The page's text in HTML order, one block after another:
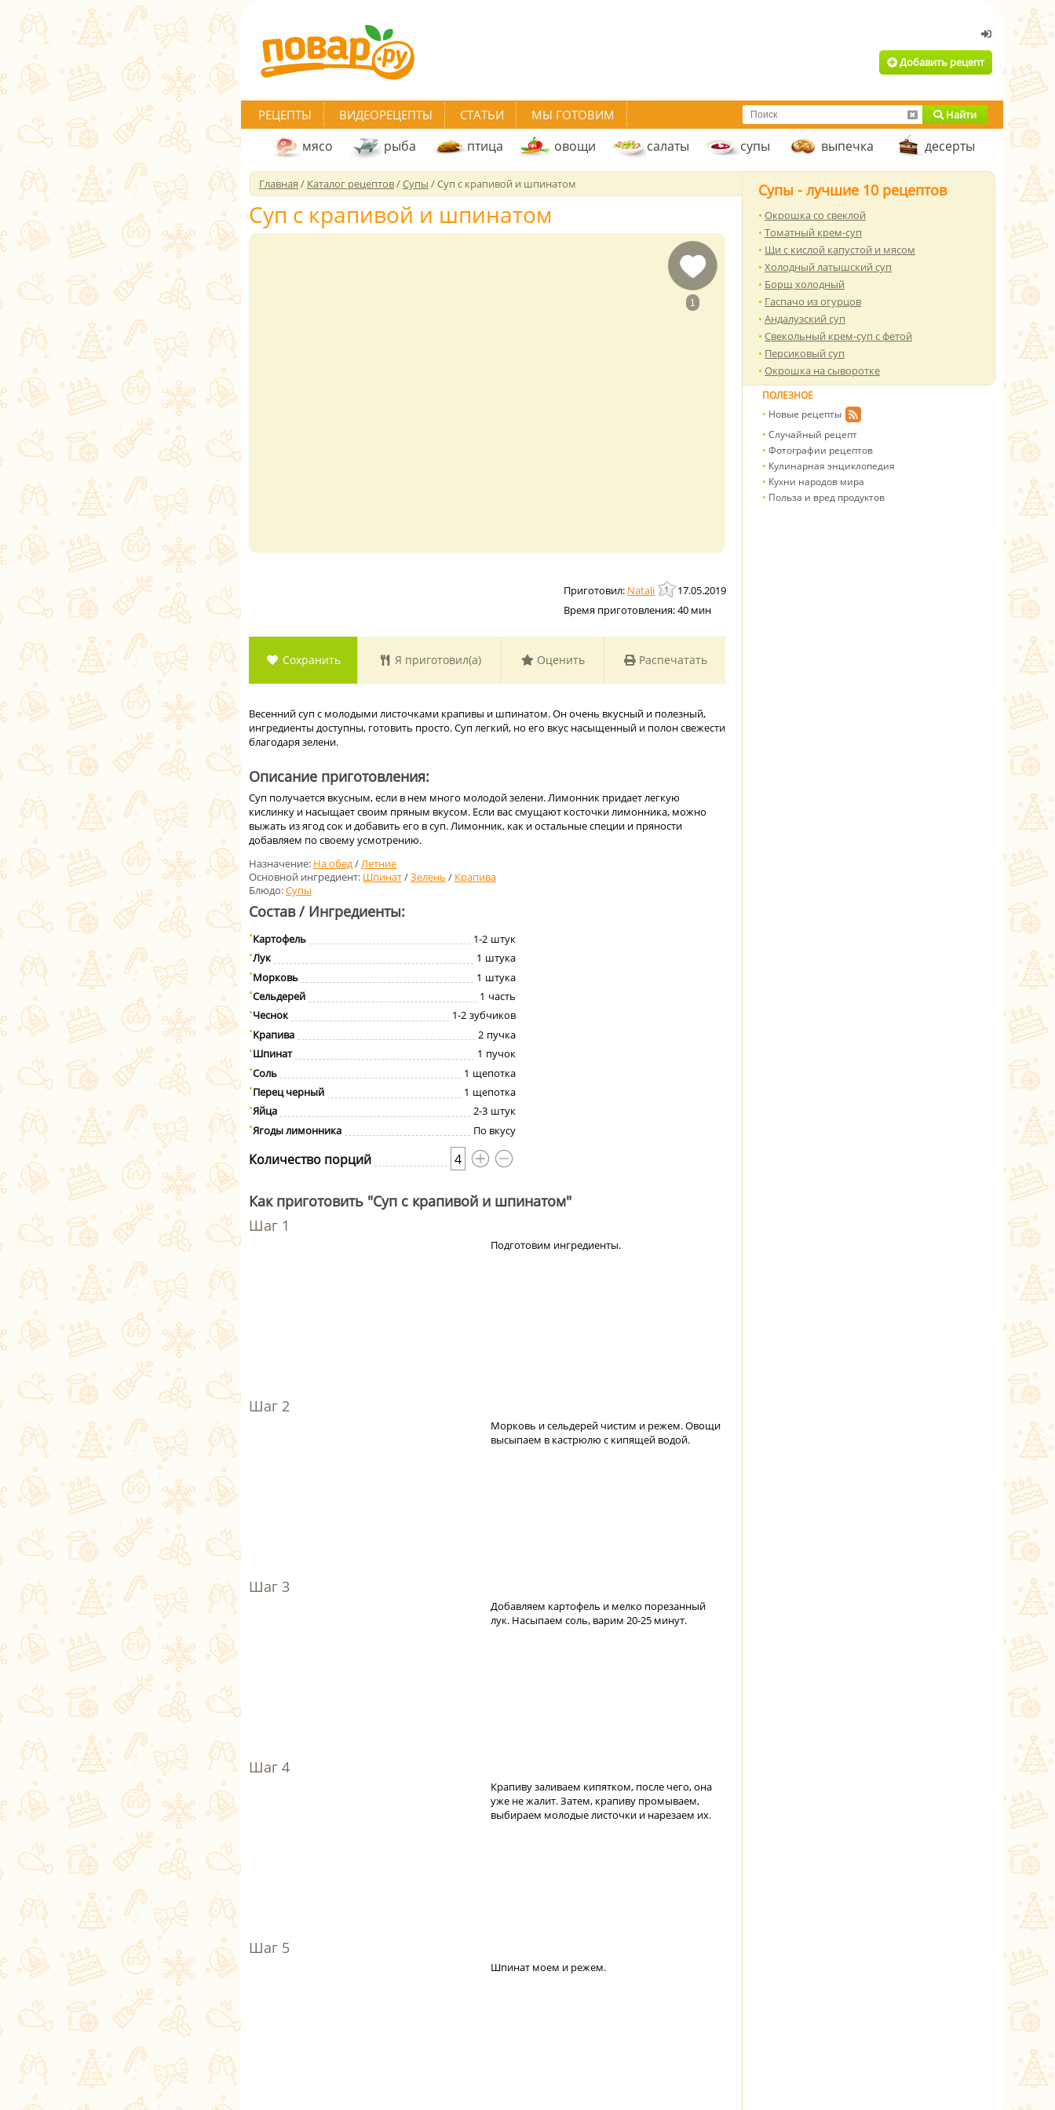
Добавить рецепт
РЕЦЕПТЫ ВИДЕОРЕЦЕПТЫ СТАТЬИ МЫ ГОТОВИМ Найти
мясо рыба птица овощи салаты супы выпечка десерты
Главная / Каталог рецептов/Супы /Суп с крапивой и шпинатом
Суп с крапивой и шпинатом
1
Natali
17.05.2019
Время приготовления:40 мин
Сохранить Я приготовил(а) Оценить Распечатать
Весенний суп с молодыми листочками крапивы и шпинатом. Он очень вкусный и полезный,
ингредиенты доступны, готовить просто. Суп легкий, но его вкус насыщенный и полон свежести
благодаря зелени.
Описание приготовления:
Суп получается вкусным, если в нем много молодой зелени. Лимонник придает легкую
кислинку и насыщает своим пряным вкусом. Если вас смущают косточки лимонника, можно
выжать из ягод сок и добавить его в суп. Лимонник, как и остальные специи и пряности
добавляем по своему усмотрению.
Назначение: На обед/Летние
Основной ингредиент: Шпинат/Зелень / Крапива
Блюдо:Супы
Состав / Ингредиенты:
Картофель 1-2 штук
Лук
1 штука
Морковь
1 штука
Сельдерей
1 часть
Чеснок
1-2 зубчиков
Крапива
2 пучка
Шпинат
1 пучок
Соль
1 щепотка
Перец черный
1 щепотка
Яйца
2-3 штук
Ягоды лимонника
По вкусу
Количество порций 4
Как приготовить "Суп с крапивой и шпинатом"
Подготовим ингредиенты.
Морковь и сельдерей чистим и режем. Овощи
высыпаем в кастрюлю с кипящей водой.
Добавляем картофель и мелко порезанный
лук. Насыпаем соль, варим 20-25 минут.
Крапиву заливаем кипятком, после чего, она
уже не жалит. Затем, крапиву промываем,
выбираем молодые листочки и нарезаем их.
Шпинат моем и режем.
Супы - лучшие 10 рецептов
Окрошка со свеклой
Томатный крем-суп
Щи с кислой капустой и мясом
Холодный латышский суп
Борщ холодный
Гаспачо из огурцов
Андалузский суп
Свекольный крем-суп с фетой
Персиковый суп
Окрошка на сыворотке
ПОЛЕЗНОЕ
Новые рецепты
Случайный рецепт
Фотографии рецептов
Кулинарная энциклопедия
Кухни народов мира
Польза и вред продуктов